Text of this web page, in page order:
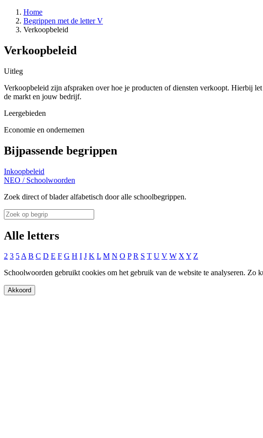
Home
Begrippen met de letter V
Verkoopbeleid
Verkoopbeleid
Uitleg
Verkoopbeleid zijn afspraken over hoe je producten of diensten verkoopt. Hierbij
de markt en jouw bedrijf.
Leergebieden
Economie en ondernemen
Bijpassende begrippen
Inkoopbeleid
NEO / Schoolwoorden
Zoek direct of blader alfabetisch door alle schoolbegrippen.
Alle letters
2 3 5A B C D E F G H I J K L M N O P R S T U V W XY Z
Schoolwoorden gebruikt cookies om het gebruik van de website te analyseren. Zo
Akkoord